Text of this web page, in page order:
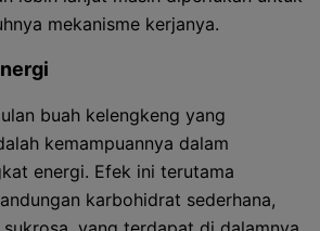
mekanisme kerjanya.
buah kelengkeng yang
kemampuannya dalam
energi. Efek ini terutama
karbohidrat sederhana,